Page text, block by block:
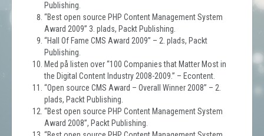
Publishing.
“Best open source PHP Content Management System
Award 2009” 3. plads, Packt Publishing.
“Hall Of Fame CMS Award 2009” – 2. plads, Packt
Publishing.
Med på listen over “100 Companies that Matter Most in
the Digital Content Industry 2008-2009.” – Econtent.
“Open source CMS Award – Overall Winner 2008” – 2.
plads, Packt Publishing.
“Best open source PHP Content Management System
Award 2008”, Packt Publishing.